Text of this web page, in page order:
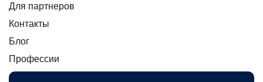
Для партнеров
Контакты
Блог
Профессии